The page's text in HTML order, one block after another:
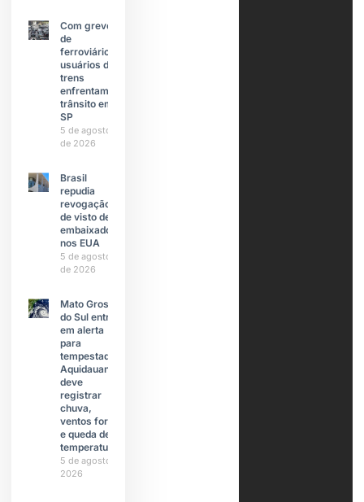
Com greve
de
ferroviários,
usuários de
trens
enfrentam
trânsito em
SP
5 de agosto
de 2026
Brasil
repudia
revogação
de visto de
embaixadora
nos EUA
5 de agosto
de 2026
Mato Grosso
do Sul entra
em alerta
para
tempestades;
Aquidauana
deve
registrar
chuva,
ventos fortes
e queda de
temperatura
5 de agosto de
2026